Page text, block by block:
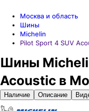
Москва и область
Шины
Michelin
Pilot Sport 4 SUV
Шины
Acoustic в
Наличие Описание